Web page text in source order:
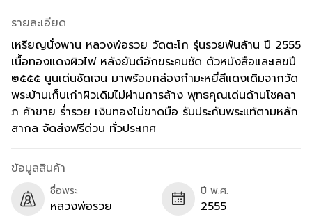
รายละเอียด
เหรียญนั่งพาน หลวงพ่อรวย วัดตะโก รุ่นรวยพันล้าน ปี 2555
เนื้อทองแดงผิวไฟ หลังยันต์อักขระคมชัด ตัวหนังสือและเลขปี
๒๕๕๕ นูนเด่นชัดเจน มาพร้อมกล่องกำมะหยี่สีแดงเดิมจากวัด
พระบ้านเก็บเก่าผิวเดิมไม่ผ่านการล้าง พุทธคุณเด่นด้านโชคลา
ภ ค้าขาย ร่ำรวย เงินทองไม่ขาดมือ รับประกันพระแท้ตามหลัก
สากล จัดส่งฟรีด่วน ทั่วประเทศ
ข้อมูลสินค้า
ชื่อพระ
หลวงพ่อรวย
ปี พ.ศ.
2555